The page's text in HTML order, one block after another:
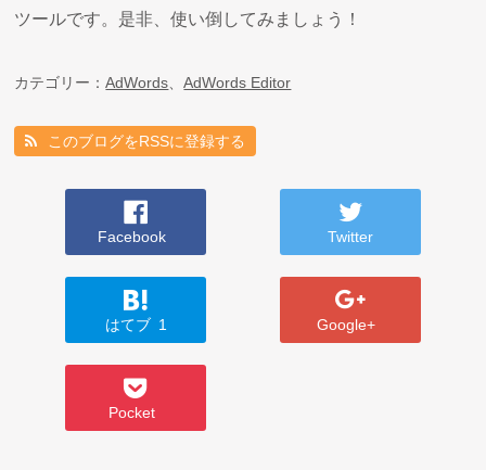
ツールです。是非、使い倒してみましょう！
カテゴリー：AdWords 、AdWords Editor
このブログをRSSに登録する
Facebook Twitter
はてブ 1 Google+
Pocket